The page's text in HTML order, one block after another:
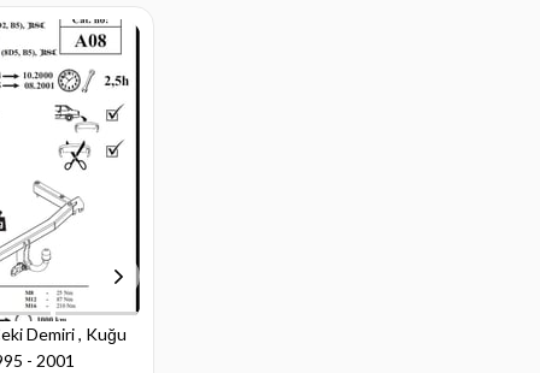
Demiri , Kuğu
- 2001